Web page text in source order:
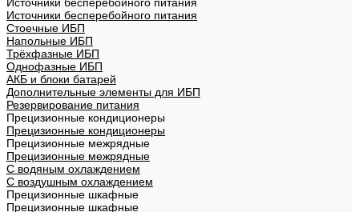
Источники бесперебойного питания
Стоечные ИБП
Напольные ИБП
Трёхфазные ИБП
Однофазные ИБП
АКБ и блоки батарей
Дополнительные элементы для ИБП
Резервирование питания
Прецизионные кондиционеры
Прецизионные кондиционеры
Прецизионные межрядные
Прецизионные межрядные
С водяным охлаждением
С воздушным охлаждением
Прецизионные шкафные
Прецизионные шкафные